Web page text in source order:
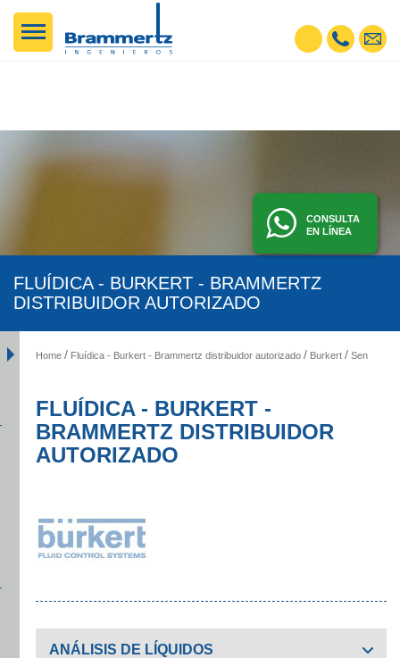
CONSULTA
EN LÍNEA
FLUÍDICA - BURKERT - BRAMMERTZ
DISTRIBUIDOR AUTORIZADO
Home Fluídica - Burkert - Brammertz distribuidor autorizado Burkert Sensores y Transmisores
FLUÍDICA - BURKERT -
BRAMMERTZ DISTRIBUIDOR
AUTORIZADO
ANÁLISIS DE LÍQUIDOS